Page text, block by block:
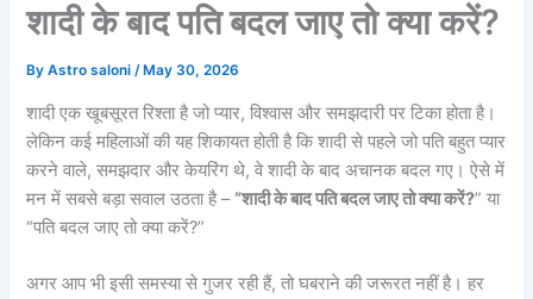
शादी के बाद पति बदल जाए तो क्या करें?
ByAstro saloni/ May 30, 2026
शादी एक खूबसूरत रिश्ता है जो प्यार, विश्वास और समझदारी पर टिका होता है।
लेकिन कई महिलाओं की यह शिकायत होती है कि शादी से पहले जो पति बहुत प्यार
करने वाले, समझदार और केयरिंग थे, वे शादी के बाद अचानक बदल गए। ऐसे में
मन में सबसे बड़ा सवाल उठता है – “शादी के बाद पति बदल जाए तो क्या करें?” या
“पति बदल जाए तो क्या करें?”
अगर आप भी इसी समस्या से गुजर रही हैं, तो घबराने की जरूरत नहीं है। हर